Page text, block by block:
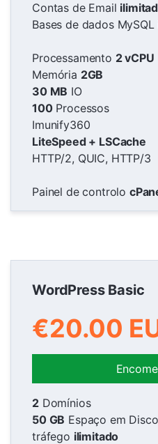
Contas de Email
Bases de dados MySQL
Processamento 2 vCPU
Memória 2GB
30 MB IO
100Processos
Imunify360
LiteSpeed + LSCache
HTTP/2, QUIC, HTTP/3
Painel de controlo
WordPress Basic
€20.00
2Domínios
50 GB Espaço em Disco
tráfego ilimitado